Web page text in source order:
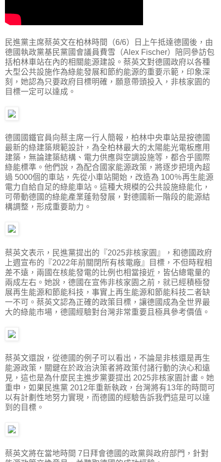
民進黨主席蔡英文在柏林時間（6/6）日上午抵達德國後，由
德國執政黨基民黨國會議員費雪（Alex Fischer）陪同參訪包
括柏林車站在內的相關能源建設。蔡英文對德國政府以各種
大型公共設施作為綠能發展和節約能源的重要示範，印象深
刻，她認為只要政府目標明確，願意帶頭投入，非核家園的
目標一定可以達成。
德國國鐵官員向蔡主席一行人簡報，柏林中央車站是按德國
最新的綠建築規範設計，為全柏林最大的太陽能光電板應用
建築，無論建築結構、電力供應與空調設施等，都合乎國際
綠能標準。他們說，為配合國家能源政策，將逐步把境內超
過 5000個的車站，先從小車站開始，改造為 100％再生能源
電力自給自足的綠能車站。這種大規模的公共設施綠能化，
可帶動德國的綠能產業蓬勃發展，對德國新一階段的能源結
構調整，形成重要助力。
蔡英文表示，民進黨提出的『2025非核家園』，和德國政府
上週宣布的『2022年前關閉所有核電廠』目標，不但時程相
差不遠，兩國在核能發電的比例也相當接近，皆佔總電量的
兩成左右。她說，德國在宣佈非核家園之前，就已經積極發
展再生能源和節能科技，事實上再生能源和節能科技二者缺
一不可。蔡英文認為正確的政策目標，讓德國成為全世界最
大的綠能市場，德國經驗對台灣非常重要且極具參考價值。
蔡英文還說，從德國的例子可以看出，不論是非核還是再生
能源政策，關鍵在於政治決策者將政策付諸行動的決心和遠
見，這也是為什麼民主進步黨要提出 2025非核家園計畫。她
重申，如果民進黨 2012年重新執政，台灣將有13年的時間可
以有計劃性地努力實現，而德國的經驗告訴我們這是可以達
到的目標。
蔡英文將在當地時間 7日拜會德國的政黨與政府部門，針對